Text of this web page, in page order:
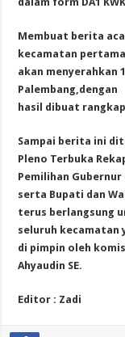
Membuat berita
kecamatan
akan menyerahkan
Palembang,dengan
hasil dibuat
Sampai berita ini
Pleno Terbuka
Pemilihan
serta Bupati dan
terus berlangsung
seluruh kecamatan
di pimpin oleh
Ahyaudin SE.
Editor : Zadi